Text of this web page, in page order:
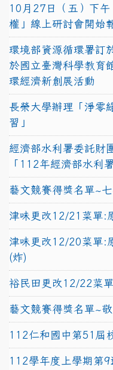
10月27日（五）下
權」線上研討會開始
環境部資源循環署訂
於國立臺灣科學教育
環經濟新創展活動
長榮大學辦理「淨零
習」
經濟部水利署委託財
「112年經濟部水利
藝文競賽得獎名單~
津味更改12/21菜單:
津味更改12/20菜單:
(炸)
裕民田更改12/22菜
藝文競賽得獎名單~
112仁和國中第51屆
112學年度上學期第